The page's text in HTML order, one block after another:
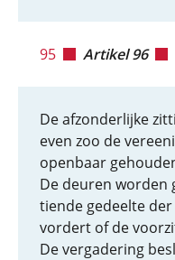
95 Artikel 96
De afzonderlijke
even zoo de
openbaar
De deuren worden
tiende gedeelte
vordert of de
De vergadering